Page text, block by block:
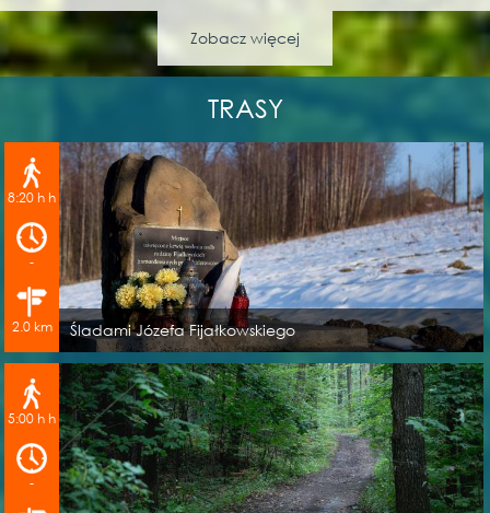
Zobacz więcej
TRASY
Śladami Józefa Fijałkowskiego
8:20 h h
-
2.0 km
5:00 h h
-